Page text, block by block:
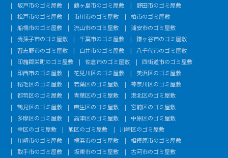
坂戸市のゴミ屋敷
鶴ヶ島市のゴミ屋敷
野田市のゴミ屋敷
松戸市のゴミ屋敷
市川市のゴミ屋敷
柏市のゴミ屋敷
船橋市のゴミ屋敷
流山市のゴミ屋敷
浦安市のゴミ屋敷
我孫子市のゴミ屋敷
千葉市のゴミ屋敷
鎌ヶ谷市のゴミ屋敷
習志野市のゴミ屋敷
白井市のゴミ屋敷
八千代市のゴミ屋敷
印旛郡栄町のゴミ屋敷
佐倉市のゴミ屋敷
四街道市のゴミ屋敷
印西市のゴミ屋敷
花見川区のゴミ屋敷
美浜区のゴミ屋敷
稲毛区のゴミ屋敷
若葉区のゴミ屋敷
神奈川区のゴミ屋敷
都筑区のゴミ屋敷
青葉区のゴミ屋敷
港北区のゴミ屋敷
鶴見区のゴミ屋敷
麻生区のゴミ屋敷
宮前区のゴミ屋敷
多摩区のゴミ屋敷
高津区のゴミ屋敷
中原区のゴミ屋敷
幸区のゴミ屋敷
旭区のゴミ屋敷
川崎区のゴミ屋敷
川崎市のゴミ屋敷
横浜市のゴミ屋敷
相模原市のゴミ屋敷
取手市のゴミ屋敷
坂東市のゴミ屋敷
古河市のゴミ屋敷